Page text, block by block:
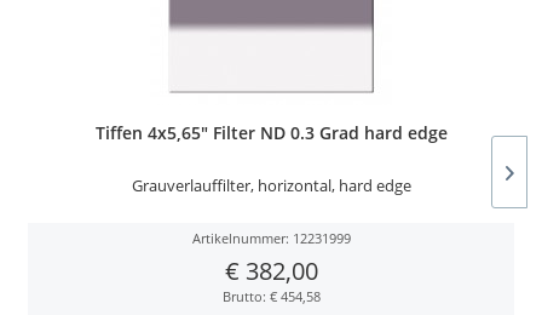
Tiffen 4x5,65" Filter ND 0.3 Grad hard edge
Grauverlauffilter, horizontal, hard edge
Artikelnummer: 12231999
€ 382,00
Brutto: € 454,58